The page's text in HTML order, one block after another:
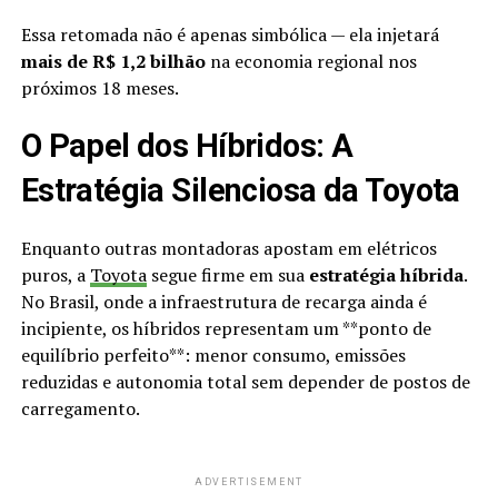
Essa retomada não é apenas simbólica — ela injetará
mais de R$ 1,2 bilhãona economia regional nos
próximos 18 meses.
O Papel dos Híbridos: A
Estratégia Silenciosa da Toyota
Enquanto outras montadoras apostam em elétricos
puros, a Toyotasegue firme em sua estratégia híbrida.
No Brasil, onde a infraestrutura de recarga ainda é
incipiente, os híbridos representam um **ponto de
equilíbrio perfeito**: menor consumo, emissões
reduzidas e autonomia total sem depender de postos de
carregamento.
ADVERTISEMENT